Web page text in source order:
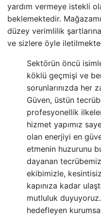
yardım vermeye istekli
beklemektedir.
düzey verimlilik
ve sizlere öyle
Sektörün öncü
köklü geçmişi ve
sorunlarınızda her
Güven, üstün
profesyonellik
hizmet yapımız
olan enerjiyi en
etmenin huzurunu
dayanan
ekibimizle, kesintisiz
kapınıza kadar
mutluluk
hedefleyen